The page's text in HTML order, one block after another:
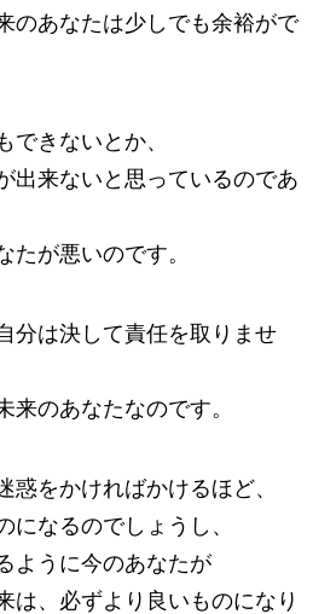
のあなたは少しでも余裕がで
できないとか、
出来ないと思っているのであ
たが悪いのです。
分は決して責任を取りませ
来のあなたなのです。
惑をかければかけるほど、
になるのでしょうし、
ように今のあなたが
は、必ずより良いものになり